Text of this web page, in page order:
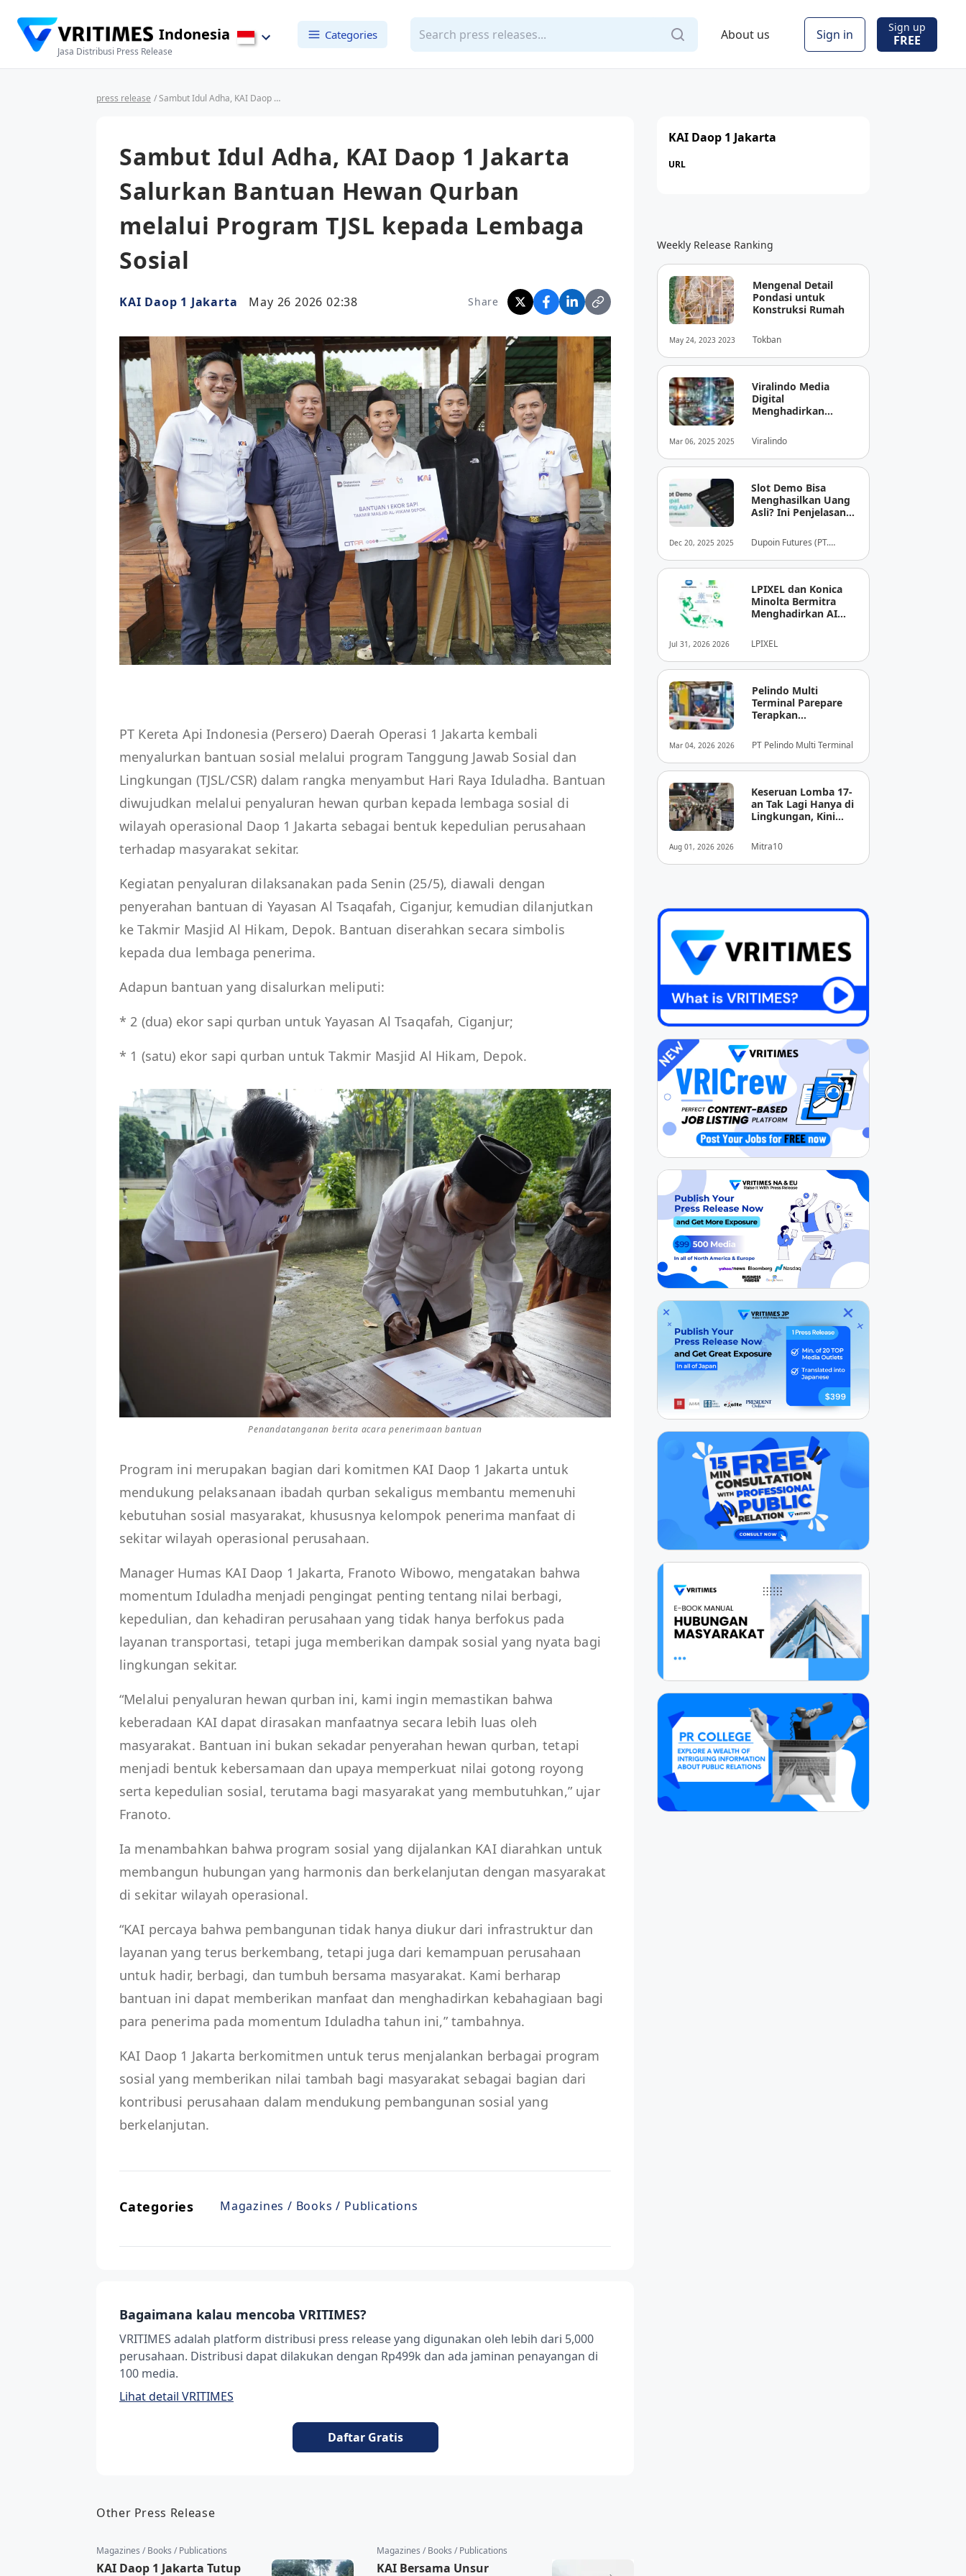
Indonesia
Jasa Distribusi Press Release
Categories About us Sign in Sign up
FREE
press release / Sambut Idul Adha, KAI Daop 1 Jakarta Salurkan Bantuan Hewan Qurban melalui Program TJSL kepada Lembaga Sosial
Sambut Idul Adha, KAI Daop 1 Jakarta
Salurkan Bantuan Hewan Qurban
melalui Program TJSL kepada Lembaga
Sosial
KAI Daop 1 Jakarta May 26 2026 02:38 Share
PT Kereta Api Indonesia (Persero) Daerah Operasi 1 Jakarta kembali
menyalurkan bantuan sosial melalui program Tanggung Jawab Sosial dan
Lingkungan (TJSL/CSR) dalam rangka menyambut Hari Raya Iduladha. Bantuan
diwujudkan melalui penyaluran hewan qurban kepada lembaga sosial di
wilayah operasional Daop 1 Jakarta sebagai bentuk kepedulian perusahaan
terhadap masyarakat sekitar.
Kegiatan penyaluran dilaksanakan pada Senin (25/5), diawali dengan
penyerahan bantuan di Yayasan Al Tsaqafah, Ciganjur, kemudian dilanjutkan
ke Takmir Masjid Al Hikam, Depok. Bantuan diserahkan secara simbolis
kepada dua lembaga penerima.
Adapun bantuan yang disalurkan meliputi:
* 2 (dua) ekor sapi qurban untuk Yayasan Al Tsaqafah, Ciganjur;
* 1 (satu) ekor sapi qurban untuk Takmir Masjid Al Hikam, Depok.
Penandatanganan berita acara penerimaan bantuan
Program ini merupakan bagian dari komitmen KAI Daop 1 Jakarta untuk
mendukung pelaksanaan ibadah qurban sekaligus membantu memenuhi
kebutuhan sosial masyarakat, khususnya kelompok penerima manfaat di
sekitar wilayah operasional perusahaan.
Manager Humas KAI Daop 1 Jakarta, Franoto Wibowo, mengatakan bahwa
momentum Iduladha menjadi pengingat penting tentang nilai berbagi,
kepedulian, dan kehadiran perusahaan yang tidak hanya berfokus pada
layanan transportasi, tetapi juga memberikan dampak sosial yang nyata bagi
lingkungan sekitar.
“Melalui penyaluran hewan qurban ini, kami ingin memastikan bahwa
keberadaan KAI dapat dirasakan manfaatnya secara lebih luas oleh
masyarakat. Bantuan ini bukan sekadar penyerahan hewan qurban, tetapi
menjadi bentuk kebersamaan dan upaya memperkuat nilai gotong royong
serta kepedulian sosial, terutama bagi masyarakat yang membutuhkan,” ujar
Franoto.
Ia menambahkan bahwa program sosial yang dijalankan KAI diarahkan untuk
membangun hubungan yang harmonis dan berkelanjutan dengan masyarakat
di sekitar wilayah operasional.
“KAI percaya bahwa pembangunan tidak hanya diukur dari infrastruktur dan
layanan yang terus berkembang, tetapi juga dari kemampuan perusahaan
untuk hadir, berbagi, dan tumbuh bersama masyarakat. Kami berharap
bantuan ini dapat memberikan manfaat dan menghadirkan kebahagiaan bagi
para penerima pada momentum Iduladha tahun ini,” tambahnya.
KAI Daop 1 Jakarta berkomitmen untuk terus menjalankan berbagai program
sosial yang memberikan nilai tambah bagi masyarakat sebagai bagian dari
kontribusi perusahaan dalam mendukung pembangunan sosial yang
berkelanjutan.
Categories Magazines / Books / Publications
Bagaimana kalau mencoba VRITIMES?
VRITIMES adalah platform distribusi press release yang digunakan oleh lebih dari 5,000
perusahaan. Distribusi dapat dilakukan dengan Rp499k dan ada jaminan penayangan di
100 media.
Lihat detail VRITIMES
Daftar Gratis
Other Press Release
Magazines / Books / Publications
KAI Daop 1 Jakarta Tutup
Magazines / Books / Publications
KAI Bersama Unsur
KAI Daop 1 Jakarta
URL
Weekly Release Ranking
May 24, 2023 2023
Mengenal Detail
Pondasi untuk
Konstruksi Rumah
Tokban
Mar 06, 2025 2025
Viralindo Media
Digital
Menghadirkan
Dunia Media Digital
Indonesia
Viralindo
Dec 20, 2025 2025
Slot Demo Bisa
Menghasilkan Uang
Asli? Ini Penjelasan
Dupoin Futures (PT.
Jul 31, 2026 2026
LPIXEL dan Konica
Minolta Bermitra
Menghadirkan AI
Diagnosis Berbasis
Pencitraan Medis
“EIRL” di ASEAN
LPIXEL
Mar 04, 2026 2026
Pelindo Multi
Terminal Parepare
Terapkan
Nontunai di Pintu
Masuk Pelabuhan
Nusantara
PT Pelindo Multi Terminal
Aug 01, 2026 2026
Keseruan Lomba 17-
an Tak Lagi Hanya di
Lingkungan, Kini
Berbelanja
Mitra10